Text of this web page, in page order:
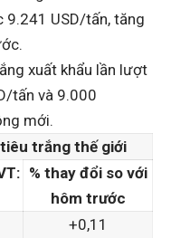
USD/tấn, tăng
xuất khẩu lần lượt
tấn và 9.000
mới.
trắng thế giới
% thay đổi so với
hôm trước
+0,11